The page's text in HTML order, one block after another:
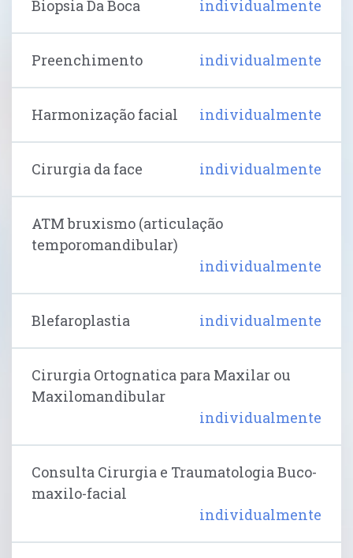
Biopsia Da Boca individualmente
Preenchimento individualmente
Harmonização facial individualmente
Cirurgia da face individualmente
ATM bruxismo (articulação
temporomandibular)
individualmente
Blefaroplastia individualmente
Cirurgia Ortognatica para Maxilar ou
Maxilomandibular
individualmente
Consulta Cirurgia e Traumatologia Buco-
maxilo-facial
individualmente